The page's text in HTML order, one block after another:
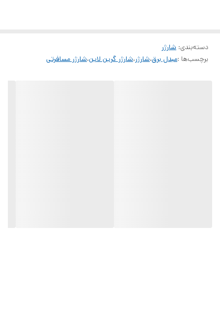
دسته‌بندی: شارژر
برچسب‌ها :مبدل برق،شارژر،شارژر گرین لاین،شارژر مسافرتی